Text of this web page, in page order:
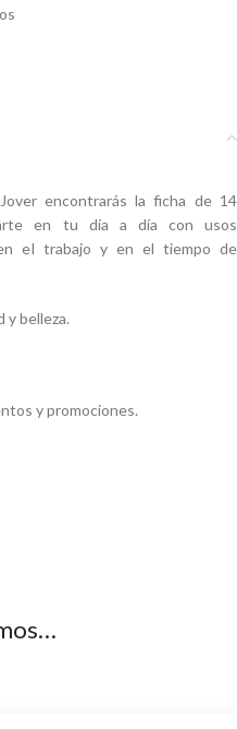
encontrarás la ficha de 14
en tu día a día con usos
el trabajo y en el tiempo de
y belleza.
y promociones.